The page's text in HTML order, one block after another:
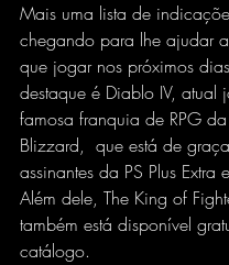
Mais uma lista de
chegando para lhe ajudar
que jogar nos próximos
destaque é Diablo IV, atual
famosa franquia de RPG
Blizzard,  que está de
assinantes da PS Plus Extra
Além dele, The King of
também está disponível
catálogo.